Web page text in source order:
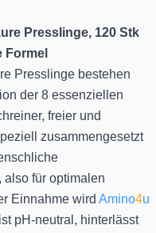
Presslinge, 120 Stk
Formel
Presslinge bestehen
der 8 essenziellen
freier und
zusammengesetzt
also für optimalen
Einnahme wird Amino4u
pH-neutral, hinterlässt